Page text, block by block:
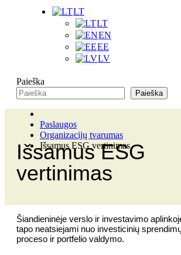
LT
LT
EN
EE
LV
Paieška
Paieška
Paslaugos
Organizacijų tvarumas
Išsamus ESG vertinimas
Išsamus ESG
vertinimas
Šiandieninėje verslo ir investavimo
tapo neatsiejami nuo investicinių
proceso ir portfelio valdymo.